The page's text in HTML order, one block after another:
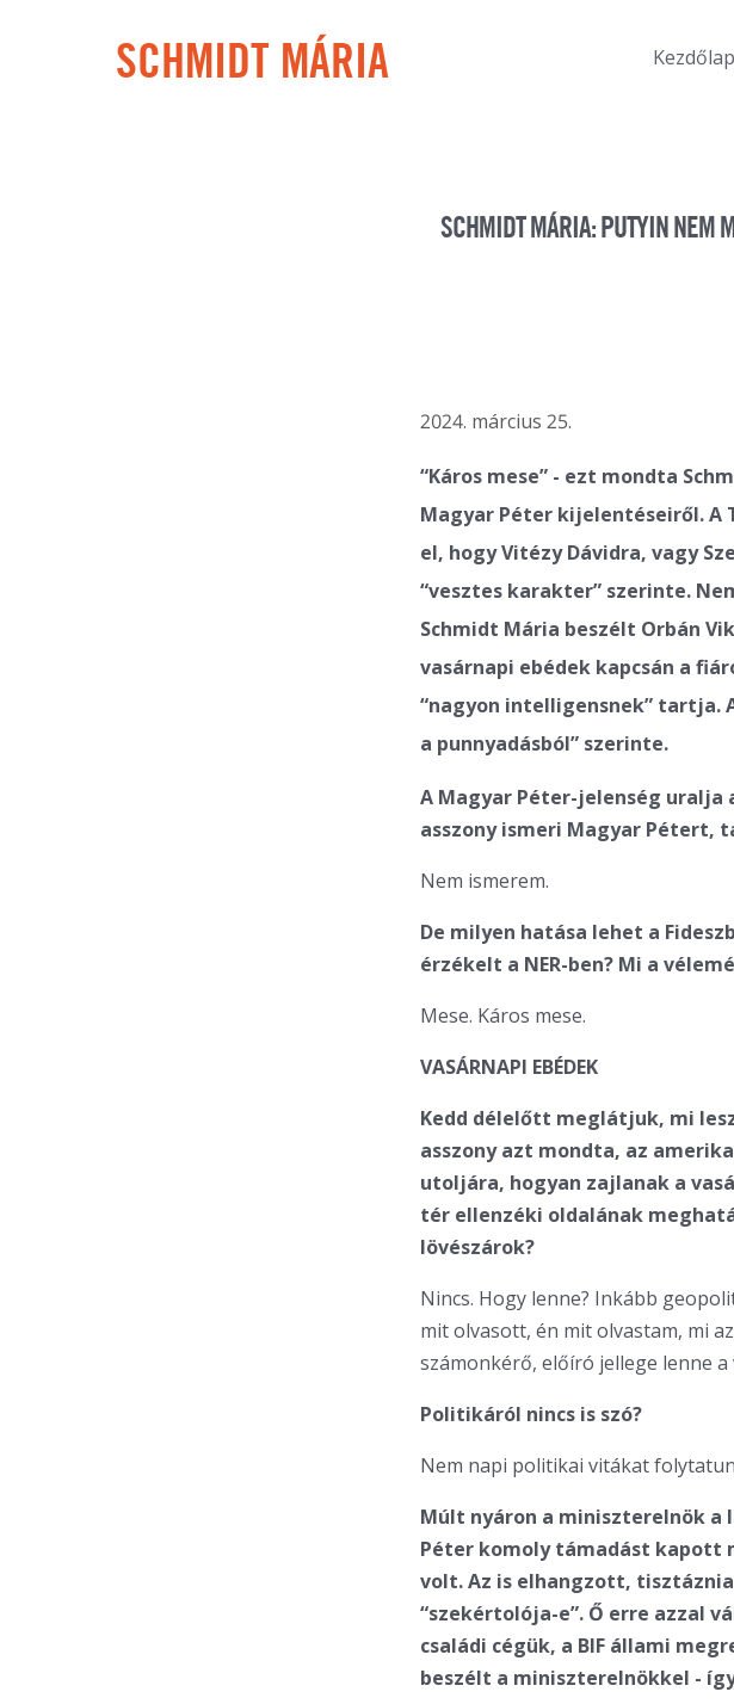
SCHMIDT MÁRIA Kezdőlap
SCHMIDT MÁRIA: PUTYIN NEM
2024. március 25.
“Káros mese” - ezt mondta
Magyar Péter kijelentéseiről.
el, hogy Vitézy Dávidra, vagy
“vesztes karakter” szerinte.
Schmidt Mária beszélt Orbán
vasárnapi ebédek kapcsán a
“nagyon intelligensnek” tartja.
a punnyadásból” szerinte.
A Magyar Péter-jelenség
asszony ismeri Magyar Pétert,
Nem ismerem.
De milyen hatása lehet a
érzékelt a NER-ben? Mi a
Mese. Káros mese.
VASÁRNAPI EBÉDEK
Kedd délelőtt meglátjuk, mi
asszony azt mondta, az
utoljára, hogyan zajlanak a
tér ellenzéki oldalának
lövészárok?
Nincs. Hogy lenne? Inkább
mit olvasott, én mit olvastam, mi
számonkérő, előíró jellege lenne
Politikáról nincs is szó?
Nem napi politikai vitákat
Múlt nyáron a miniszterelnök a
Péter komoly támadást kapott
volt. Az is elhangzott,
“szekértolója-e”. Ő erre azzal
családi cégük, a BIF állami
beszélt a miniszterelnökkel -